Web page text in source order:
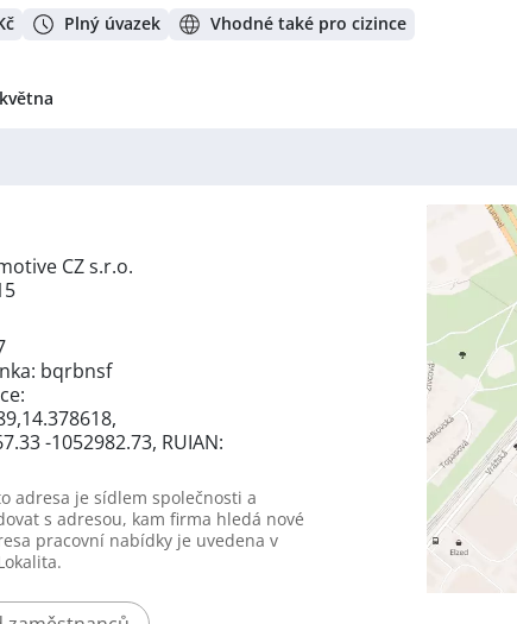
Plný úvazek Vhodné také pro cizince
CZ s.r.o.
bqrbnsf
-1052982.73, RUIAN:
adresa je sídlem společnosti a
s adresou, kam firma hledá nové
pracovní nabídky je uvedena v